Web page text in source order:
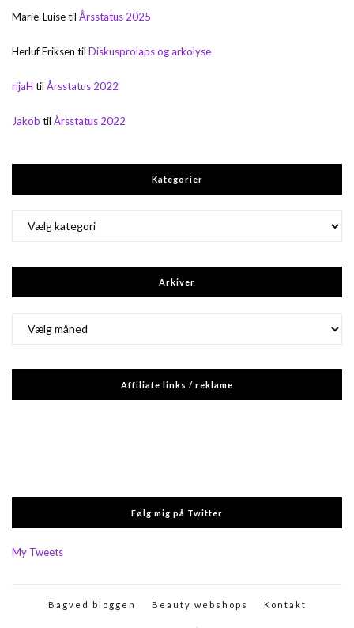
Marie-Luisetil Årsstatus 2025
Herluf Eriksen til Diskusprolaps og arkolyse
rijaH til Årsstatus 2022
Jakob til Årsstatus 2022
Kategorier
Arkiver
Affiliate links / reklame
Følg mig på Twitter
My Tweets
Bagved bloggen Beauty webshops Kontakt